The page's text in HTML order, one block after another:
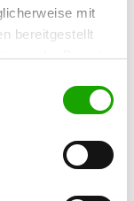
mit
bereitgestellt
der Dienste
nutzen.